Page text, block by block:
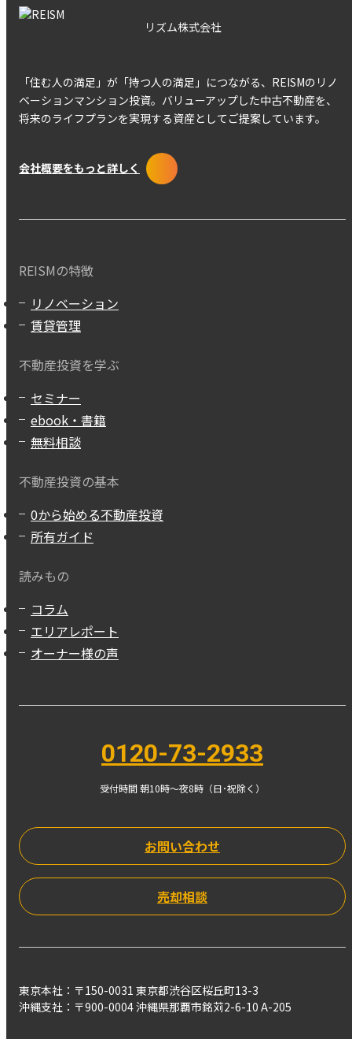
リズム株式会社
「住む人の満足」が「持つ人の満足」につながる、REISMのリノ
ベーションマンション投資。バリューアップした中古不動産を、
将来のライフプランを実現する資産としてご提案しています。
会社概要をもっと詳しく
REISMの特徴
リノベーション
賃貸管理
不動産投資を学ぶ
セミナー
ebook・書籍
無料相談
不動産投資の基本
0から始める不動産投資
所有ガイド
読みもの
コラム
エリアレポート
オーナー様の声
0120-73-2933
受付時間 朝10時〜夜8時（日･祝除く）
お問い合わせ
売却相談
東京本社：〒150-0031 東京都渋谷区桜丘町13-3
沖縄支社：〒900-0004 沖縄県那覇市銘苅2-6-10 A-205